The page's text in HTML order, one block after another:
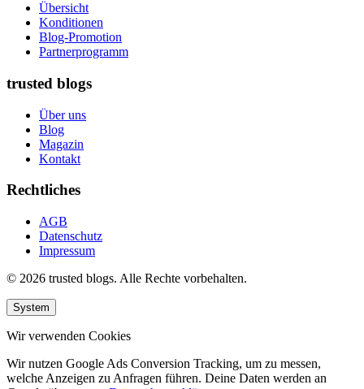
Übersicht
Konditionen
Blog-Promotion
Partnerprogramm
trusted blogs
Über uns
Blog
Magazin
Kontakt
Rechtliches
AGB
Datenschutz
Impressum
© 2026 trusted blogs. Alle Rechte vorbehalten.
System
Wir verwenden Cookies
Wir nutzen Google Ads Conversion Tracking, um zu messen,
welche Anzeigen zu Anfragen führen. Deine Daten werden an